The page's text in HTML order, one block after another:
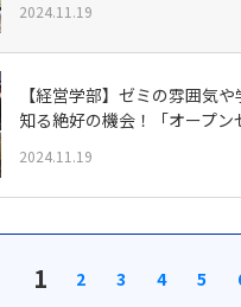
2024.11.19
【経営学部】ゼミの雰囲気
知る絶好の機会！「オープン
2024.11.19
1 2 3 4 5